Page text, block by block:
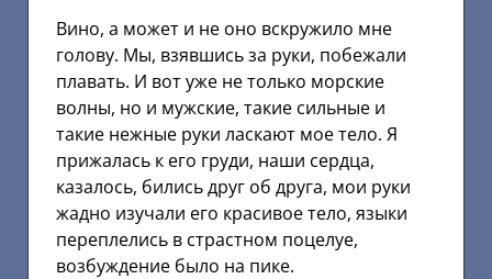
Вино, а может и не оно вскружило мне
голову. Мы, взявшись за руки, побежали
плавать. И вот уже не только морские
волны, но и мужские, такие сильные и
такие нежные руки ласкают мое тело. Я
прижалась к его груди, наши сердца,
казалось, бились друг об друга, мои руки
жадно изучали его красивое тело, языки
переплелись в страстном поцелуе,
возбуждение было на пике.